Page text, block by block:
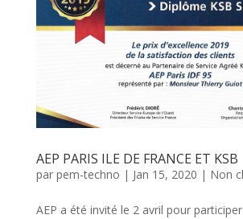
AEP PARIS ILE DE FRANCE ET KSB
par pem-techno | Jan 15, 2020 | Non
AEP a été invité le 2 avril pour